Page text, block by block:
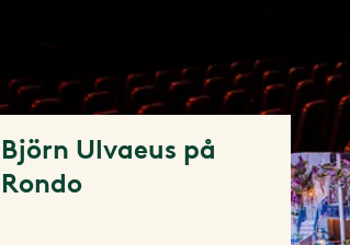
Björn Ulvaeus på
Rondo